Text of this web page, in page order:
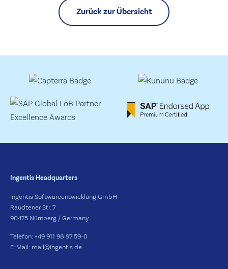
Zurück zur Übersicht
Ingentis Headquarters
Ingentis Softwareentwicklung GmbH
Raudtener Str. 7
90475 Nürnberg / Germany
Telefon: +49 911 98 97 59-0
E-Mail: mail@ingentis.de